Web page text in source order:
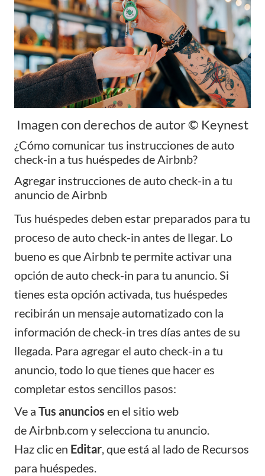
Imagen con derechos de autor © Keynest
¿Cómo comunicar tus instrucciones de auto
check-in a tus huéspedes de Airbnb?
Agregar instrucciones de auto check-in a tu
anuncio de Airbnb
Tus huéspedes deben estar preparados para tu
proceso de auto check-in antes de llegar. Lo
bueno es que Airbnb te permite activar una
opción de auto check-in para tu anuncio . Si
tienes esta opción activada, tus huéspedes
recibirán un mensaje automatizado con la
información de check-in tres días antes de su
llegada. Para agregar el auto check-in a tu
anuncio, todo lo que tienes que hacer es
completar estos sencillos pasos:
Ve a Tus anuncios en el sitio web
de Airbnb.comy selecciona tu anuncio.
Haz clic en Editar , que está al lado de Recursos
para huéspedes.